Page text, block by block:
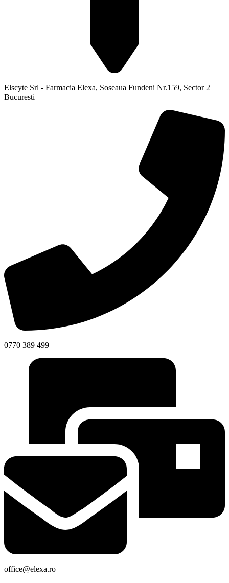
Elscyte Srl - Farmacia Elexa, Soseaua Fundeni Nr.159, Sector 2
Bucuresti
0770 389 499
office@elexa.ro